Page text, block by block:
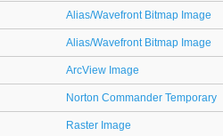
Alias/Wavefront Bitmap Image
Alias/Wavefront Bitmap Image
ArcView Image
Norton Commander Temporary
Raster Image